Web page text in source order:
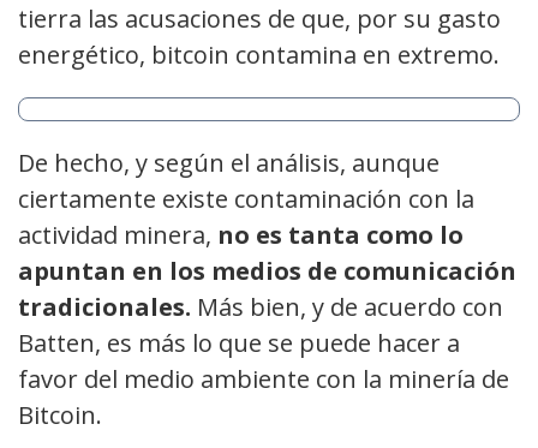
tierra las acusaciones de que, por su gasto
energético, bitcoin contamina en extremo.
De hecho, y según el análisis, aunque
ciertamente existe contaminación con la
actividad minera, no es tanta como lo
apuntan en los medios de comunicación
tradicionales. Más bien, y de acuerdo con
Batten, es más lo que se puede hacer a
favor del medio ambiente con la minería de
Bitcoin.